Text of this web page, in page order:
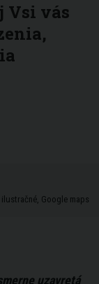
Vsi vás
Google maps
uzavretá